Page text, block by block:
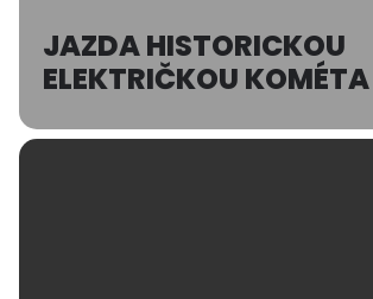
JAZDA HISTORICKOU
ELEKTRIČKOU KOMÉTA